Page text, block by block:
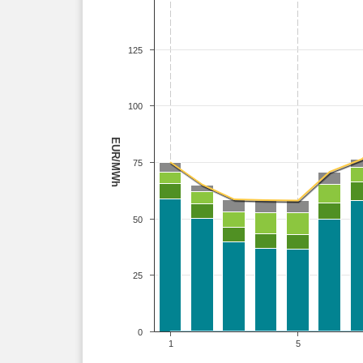
EUR/MWh
1 5
0
25
50
75
100
125